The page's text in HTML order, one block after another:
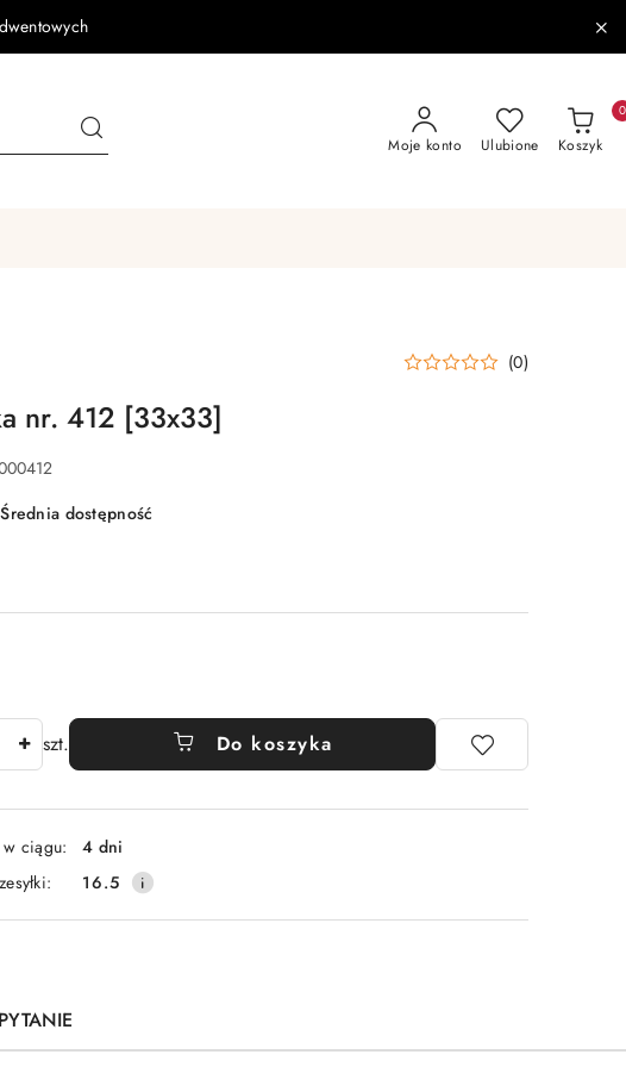
Moje konto Ulubione Koszyk
0
(0)
nr. 412 [33x33]
Średnia dostępność
szt. Do koszyka
w ciągu:
4 dni
16.5